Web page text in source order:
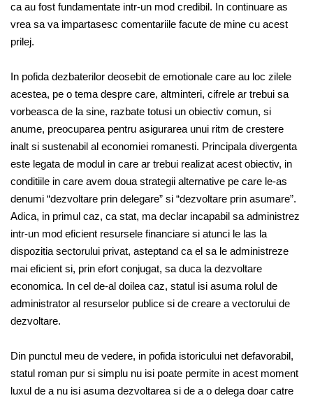
ca au fost fundamentate intr-un mod credibil. In continuare as
vrea sa va impartasesc comentariile facute de mine cu acest
prilej.
In pofida dezbaterilor deosebit de emotionale care au loc zilele
acestea, pe o tema despre care, altminteri, cifrele ar trebui sa
vorbeasca de la sine, razbate totusi un obiectiv comun, si
anume, preocuparea pentru asigurarea unui ritm de crestere
inalt si sustenabil al economiei romanesti. Principala divergenta
este legata de modul in care ar trebui realizat acest obiectiv, in
conditiile in care avem doua strategii alternative pe care le-as
denumi “dezvoltare prin delegare” si “dezvoltare prin asumare”.
Adica, in primul caz, ca stat, ma declar incapabil sa administrez
intr-un mod eficient resursele financiare si atunci le las la
dispozitia sectorului privat, asteptand ca el sa le administreze
mai eficient si, prin efort conjugat, sa duca la dezvoltare
economica. In cel de-al doilea caz, statul isi asuma rolul de
administrator al resurselor publice si de creare a vectorului de
dezvoltare.
Din punctul meu de vedere, in pofida istoricului net defavorabil,
statul roman pur si simplu nu isi poate permite in acest moment
luxul de a nu isi asuma dezvoltarea si de a o delega doar catre